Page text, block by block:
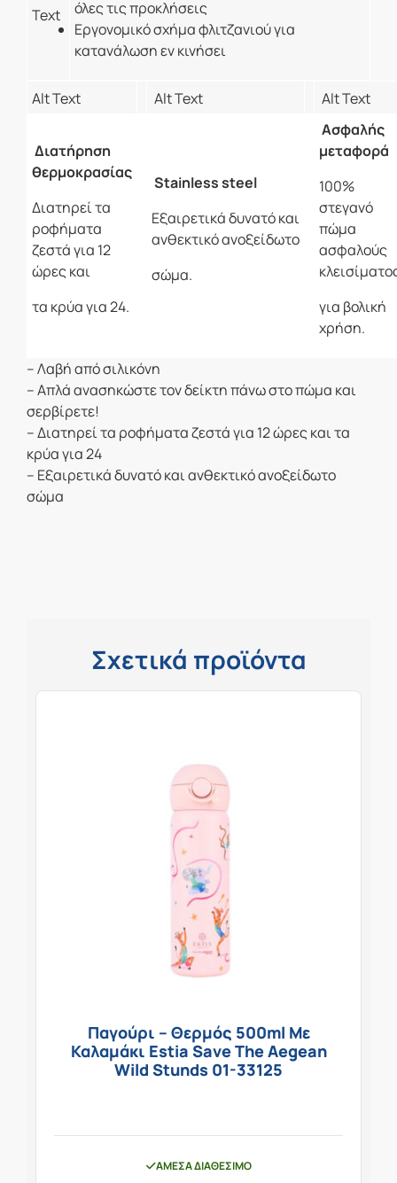
όλες τις προκλήσεις
Εργονομικό σχήμα φλιτζανιού για
κατανάλωση εν κινήσει
Διατήρηση
θερμοκρασίας
Διατηρεί τα
ροφήματα
ζεστά για 12
ώρες και
τα κρύα για 24.
Stainless steel
Εξαιρετικά δυνατό και
ανθεκτικό ανοξείδωτο
σώμα.
Ασφαλής
μεταφορά
100%
στεγανό
πώμα
ασφαλούς
για βολική
χρήση.
– Λαβή από σιλικόνη
– Απλά ανασηκώστε τον δείκτη πάνω στο πώμα και
σερβίρετε!
– Διατηρεί τα ροφήματα ζεστά για 12 ώρες και τα
κρύα για 24
– Εξαιρετικά δυνατό και ανθεκτικό ανοξείδωτο
σώμα
Σχετικά προϊόντα
Παγούρι – Θερμός 500ml Με
Καλαμάκι Estia Save The Aegean
Wild Stunds 01-33125
ΆΜΕΣΑ ΔΙΑΘΈΣΙΜΟ